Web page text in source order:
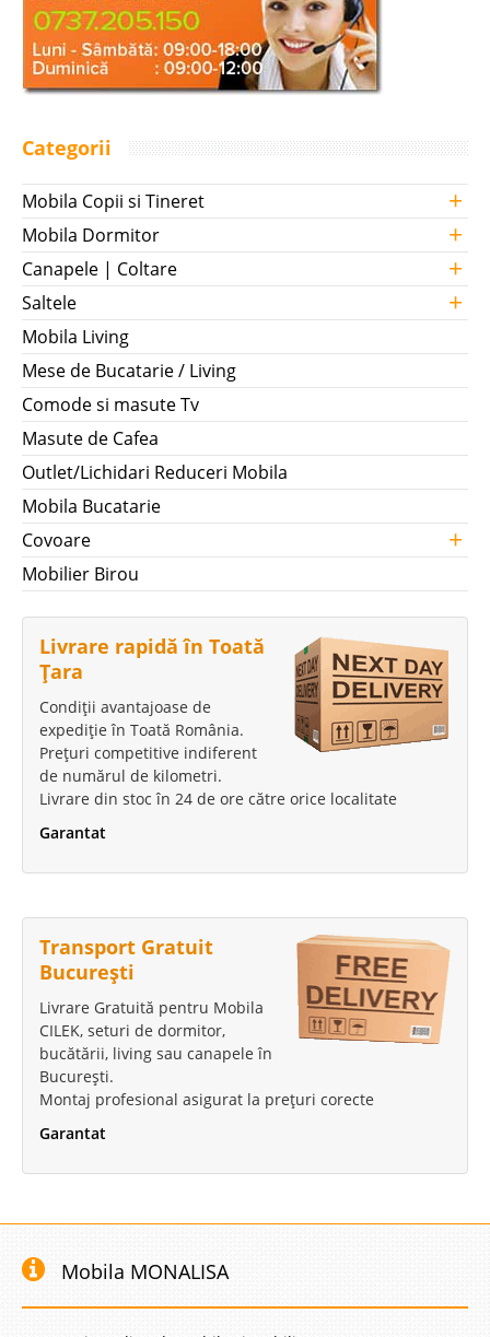
Categorii
Mobila Copii si Tineret +
Mobila Dormitor +
Canapele | Coltare +
Saltele +
Mobila Living
Mese de Bucatarie / Living
Comode si masute Tv
Masute de Cafea
Outlet/Lichidari Reduceri Mobila
Mobila Bucatarie
Covoare
+
Mobilier Birou
Livrare rapidă în Toată
Țara
Condiții avantajoase de
expediție în Toată România.
Prețuri competitive indiferent
de numărul de kilometri.
Livrare din stoc în 24 de ore către orice localitate
Garantat
Transport Gratuit
București
Livrare Gratuită pentru Mobila
CILEK, seturi de dormitor,
bucătării, living sau canapele în
București.
Montaj profesional asigurat la prețuri corecte
Garantat
Mobila MONALISA